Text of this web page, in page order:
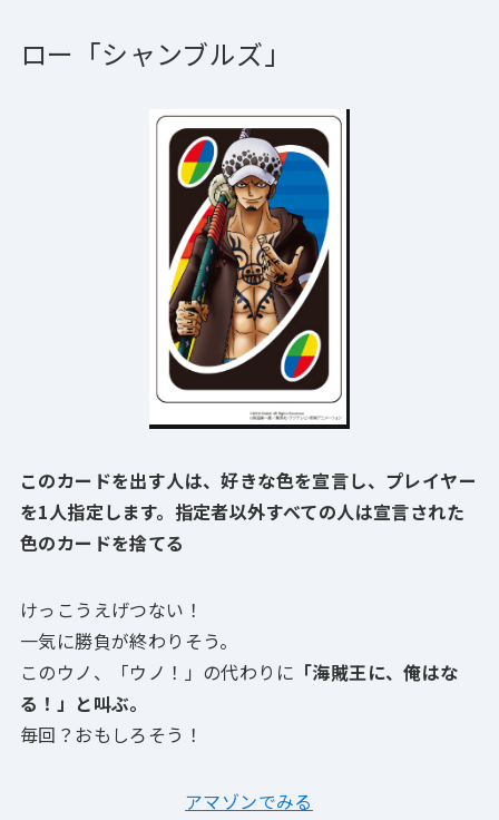
ロー「シャンブルズ」
このカードを出す人は、好きな色を宣言し、プレイヤー
を1人指定します。指定者以外すべての人は宣言された
色のカードを捨てる
けっこうえげつない！
一気に勝負が終わりそう。
このウノ、「ウノ！」の代わりに 「海賊王に、俺はな
る！」と叫ぶ。
毎回？おもしろそう！
アマゾンでみる